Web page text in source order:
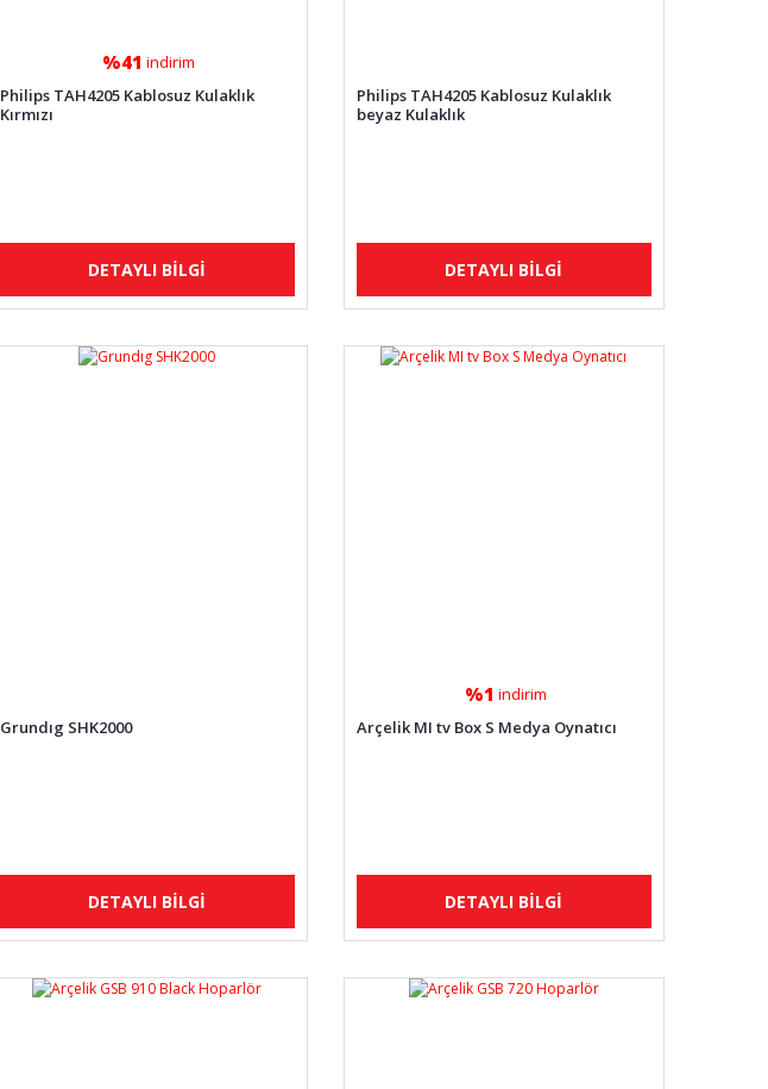
%41 indirim
Philips TAH4205 Kablosuz Kulaklık
Kırmızı
DETAYLI BİLGİ
Philips TAH4205 Kablosuz Kulaklık
beyaz Kulaklık
DETAYLI BİLGİ
Grundıg SHK2000
DETAYLI BİLGİ
%1 indirim
Arçelik MI tv Box S Medya Oynatıcı
DETAYLI BİLGİ